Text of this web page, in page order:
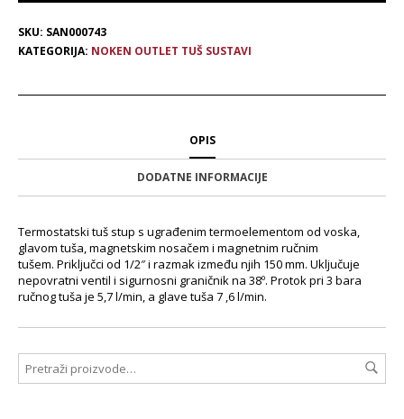
SKU: SAN000743
KATEGORIJA: NOKEN OUTLET TUŠ SUSTAVI
OPIS
DODATNE INFORMACIJE
Termostatski tuš stup s ugrađenim termoelementom od voska,
glavom tuša, magnetskim nosačem i magnetnim ručnim
tušem. Priključci od 1/2″ i razmak između njih 150 mm. Uključuje
nepovratni ventil i sigurnosni graničnik na 38º. Protok pri 3 bara
ručnog tuša je 5,7 l/min, a glave tuša 7 ,6 l/min.